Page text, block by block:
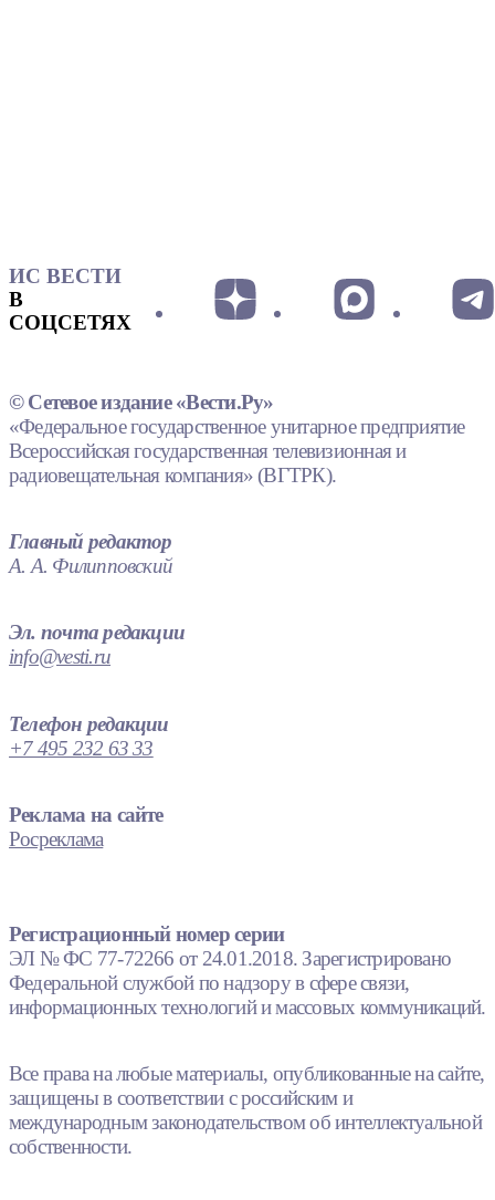
ИС ВЕСТИ
В
СОЦСЕТЯХ
© Сетевое издание «Вести.Ру»
«Федеральное государственное унитарное предприятие
Всероссийская государственная телевизионная и
радиовещательная компания» (ВГТРК).
Главный редактор
А. А. Филипповский
Эл. почта редакции
info@vesti.ru
Телефон редакции
+7 495 232 63 33
Реклама на сайте
Росреклама
Регистрационный номер серии
ЭЛ № ФС 77-72266 от 24.01.2018. Зарегистрировано
Федеральной службой по надзору в сфере связи,
информационных технологий и массовых коммуникаций.
Все права на любые материалы, опубликованные на сайте,
защищены в соответствии с российским и
международным законодательством об интеллектуальной
собственности.